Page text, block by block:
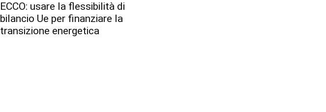
ECCO: usare la flessibilità di
bilancio Ue per finanziare la
transizione energetica